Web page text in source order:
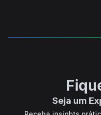
Seja um